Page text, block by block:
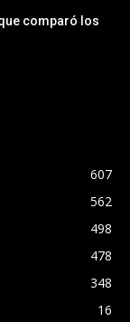
comparó los
607
562
498
478
348
16